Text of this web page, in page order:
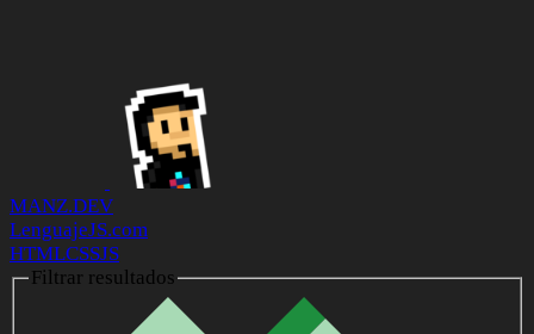
MANZ.DEV
LenguajeJS.com
HTMLCSSJS
Filtrar resultados